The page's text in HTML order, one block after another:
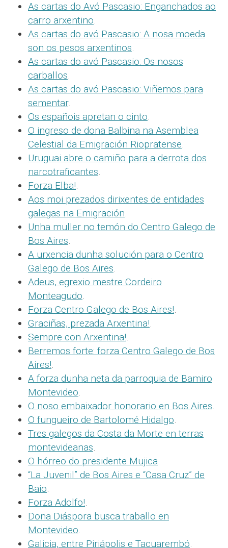
As cartas do Avó Pascasio: Enganchados ao
carro arxentino.
As cartas do avó Pascasio: A nosa moeda
son os pesos arxentinos.
As cartas do avó Pascasio: Os nosos
carballos.
As cartas do avó Pascasio: Viñemos para
sementar.
Os españois apretan o cinto.
O ingreso de dona Balbina na Asemblea
Celestial da Emigración Riopratense.
Uruguai abre o camiño para a derrota dos
narcotraficantes.
Forza Elba!.
Aos moi prezados dirixentes de entidades
galegas na Emigración.
Unha muller no temón do Centro Galego de
Bos Aires.
A urxencia dunha solución para o Centro
Galego de Bos Aires.
Adeus, egrexio mestre Cordeiro
Monteagudo.
Forza Centro Galego de Bos Aires!.
Graciñas, prezada Arxentina!.
Sempre con Arxentina!.
Berremos forte: forza Centro Galego de Bos
Aires!.
A forza dunha neta da parroquia de Bamiro
Montevideo.
O noso embaixador honorario en Bos Aires.
O fungueiro de Bartolomé Hidalgo.
Tres galegos da Costa da Morte en terras
montevideanas.
O hórreo do presidente Mujica.
“La Juvenil” de Bos Aires e “Casa Cruz” de
Baio.
Forza Adolfo!.
Dona Diáspora busca traballo en
Montevideo.
Galicia, entre Piriápolis e Tacuarembó.